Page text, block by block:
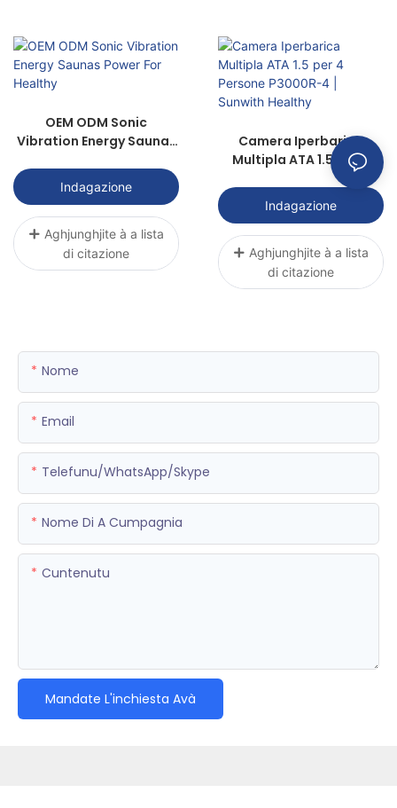
OEM ODM Sonic
Vibration Energy Saunas
Indagazione
Aghjunghjite à a lista
di citazione
Camera Iperbarica
Multipla ATA 1.5 per 4
Persone P3000R-4 |
Sunwith Healthy
Indagazione
Aghjunghjite à a lista
di citazione
Nome
Email
Telefunu/WhatsApp/Skype
Nome Di A Cumpagnia
Cuntenutu
Mandate L'inchiesta Avà